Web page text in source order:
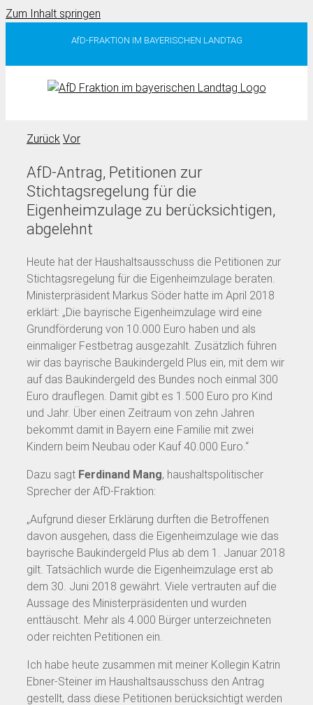
Zum Inhalt springen
AfD-FRAKTION IM BAYERISCHEN LANDTAG
Zurück Vor
AfD-Antrag, Petitionen zur
Stichtagsregelung für die
Eigenheimzulage zu berücksichtigen,
abgelehnt
Heute hat der Haushaltsausschuss die Petitionen zur
Stichtagsregelung für die Eigenheimzulage beraten.
Ministerpräsident Markus Söder hatte im April 2018
erklärt: „Die bayrische Eigenheimzulage wird eine
Grundförderung von 10.000 Euro haben und als
einmaliger Festbetrag ausgezahlt. Zusätzlich führen
wir das bayrische Baukindergeld Plus ein, mit dem wir
auf das Baukindergeld des Bundes noch einmal 300
Euro drauflegen. Damit gibt es 1.500 Euro pro Kind
und Jahr. Über einen Zeitraum von zehn Jahren
bekommt damit in Bayern eine Familie mit zwei
Kindern beim Neubau oder Kauf 40.000 Euro.“
Dazu sagt Ferdinand Mang, haushaltspolitischer
Sprecher der AfD-Fraktion:
„Aufgrund dieser Erklärung durften die Betroffenen
davon ausgehen, dass die Eigenheimzulage wie das
bayrische Baukindergeld Plus ab dem 1. Januar 2018
gilt. Tatsächlich wurde die Eigenheimzulage erst ab
dem 30. Juni 2018 gewährt. Viele vertrauten auf die
Aussage des Ministerpräsidenten und wurden
enttäuscht. Mehr als 4.000 Bürger unterzeichneten
oder reichten Petitionen ein.
Ich habe heute zusammen mit meiner Kollegin Katrin
Ebner-Steiner im Haushaltsausschuss den Antrag
gestellt, dass diese Petitionen berücksichtigt werden